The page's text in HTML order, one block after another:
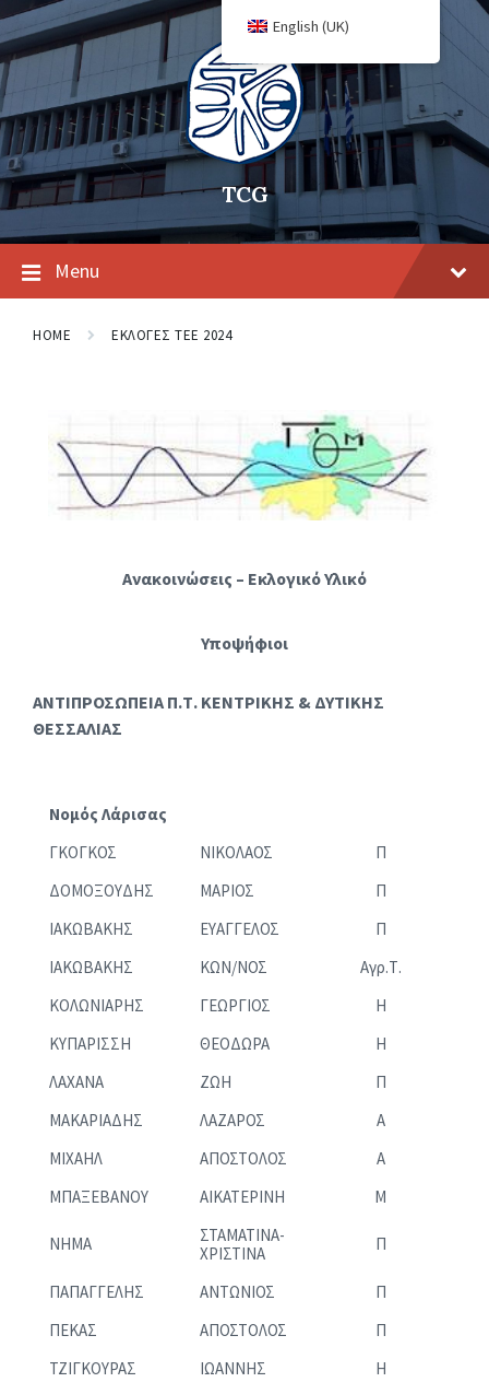
TCG
Menu
HOME ΕΚΛΟΓΕΣ ΤΕΕ 2024
Ανακοινώσεις – Εκλογικό Υλικό
Υποψήφιοι
ΑΝΤΙΠΡΟΣΩΠΕΙΑ Π.Τ. ΚΕΝΤΡΙΚΗΣ & ΔΥΤΙΚΗΣ
ΘΕΣΣΑΛΙΑΣ
Νομός Λάρισας
ΓΚΟΓΚΟΣ
ΝΙΚΟΛΑΟΣ
Π
ΔΟΜΟΞΟΥΔΗΣ
ΜΑΡΙΟΣ
Π
ΙΑΚΩΒΑΚΗΣ
ΕΥΑΓΓΕΛΟΣ
Π
ΙΑΚΩΒΑΚΗΣ
ΚΩΝ/ΝΟΣ
Αγρ.Τ.
ΚΟΛΩΝΙΑΡΗΣ
ΓΕΩΡΓΙΟΣ
Η
ΚΥΠΑΡΙΣΣΗ
ΘΕΟΔΩΡΑ
Η
ΛΑΧΑΝΑ
ΖΩΗ
Π
ΜΑΚΑΡΙΑΔΗΣ
ΛΑΖΑΡΟΣ
Α
ΜΙΧΑΗΛ
ΑΠΟΣΤΟΛΟΣ
Α
ΜΠΑΞΕΒΑΝΟΥ
ΑΙΚΑΤΕΡΙΝΗ Μ
ΝΗΜΑ
ΣΤΑΜΑΤΙΝΑ-
ΧΡΙΣΤΙΝΑ
Π
ΠΑΠΑΓΓΕΛΗΣ ΑΝΤΩΝΙΟΣ
Π
ΠΕΚΑΣ
ΑΠΟΣΤΟΛΟΣ
Π
ΤΖΙΓΚΟΥΡΑΣ
ΙΩΑΝΝΗΣ
Η
English (UK)